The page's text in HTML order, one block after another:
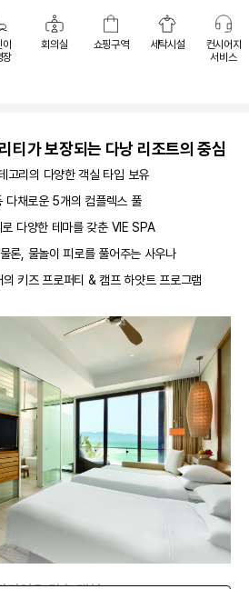
이
장
회의실 쇼핑구역 세탁시설
컨시어지
서비스
티가 보장되는 다낭 리조트의 중심
고리의 다양한 객실 타입 보유
다채로운 5개의 컴플렉스 풀
다양한 테마를 갖춘 VIE SPA
론, 물놀이 피로를 풀어주는 사우나
키즈 프로퍼티 & 캠프 하얏트 프로그램